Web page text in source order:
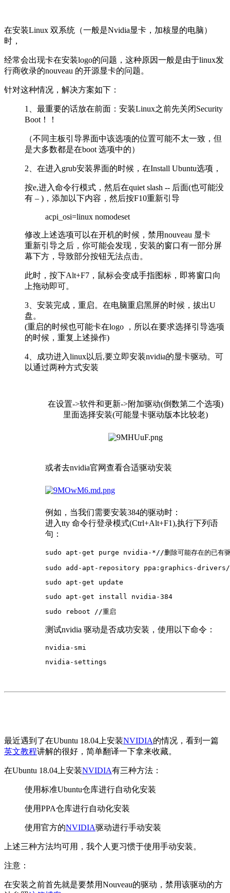
在安装Linux 双系统（一般是Nvidia显卡，加核显的电脑）
时，
经常会出现卡在安装logo的问题，这种原因一般是由于linux发
行商收录的nouveau 的开源显卡的问题。
针对这种情况，解决方案如下：
1、最重要的话放在前面：安装Linux之前先关闭Security
Boot！！
（不同主板引导界面中该选项的位置可能不太一致，但
是大多数都是在boot 选项中的）
2、在进入grub安装界面的时候，在Install Ubuntu选项，
按e,进入命令行模式，然后在quiet slash -- 后面(也可能没
有 – )，添加以下内容，然后按F10重新引导
acpi_osi=linux nomodeset
修改上述选项可以在开机的时候，禁用nouveau 显卡
重新引导之后，你可能会发现，安装的窗口有一部分屏
幕下方，导致部分按钮无法点击。
此时，按下Alt+F7，鼠标会变成手指图标，即将窗口向
上拖动即可。
3、安装完成，重启。在电脑重启黑屏的时候，拔出U
盘。
(重启的时候也可能卡在logo ，所以在要求选择引导选项
的时候，重复上述操作)
4、成功进入linux以后,要立即安装nvidia的显卡驱动。可
以通过两种方式安装
在设置->软件和更新->附加驱动(倒数第二个选项)
里面选择安装(可能显卡驱动版本比较老)
或者去nvidia官网查看合适驱动安装
例如，当我们需要安装384的驱动时：
进入tty 命令行登录模式(Ctrl+Alt+F1),执行下列语
句：
sudo apt-get purge nvidia-*//删除可能存在的已有
sudo add-apt-repository ppa:graphics-drivers/
sudo apt-get update
sudo apt-get install nvidia-384
sudo reboot //重启
测试nvidia 驱动是否成功安装，使用以下命令：
nvidia-smi
nvidia-settings
最近遇到了在Ubuntu 18.04上安装NVIDIA的情况，看到一篇
英文教程讲解的很好，简单翻译一下拿来收藏。
在Ubuntu 18.04上安装NVIDIA有三种方法：
使用标准Ubuntu仓库进行自动化安装
使用PPA仓库进行自动化安装
使用官方的NVIDIA驱动进行手动安装
上述三种方法均可用，我个人更习惯于使用手动安装。
注意：
在安装之前首先就是要禁用Nouveau的驱动，禁用该驱动的方